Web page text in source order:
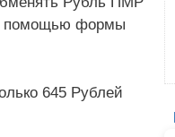
помощью формы
645 Рублей